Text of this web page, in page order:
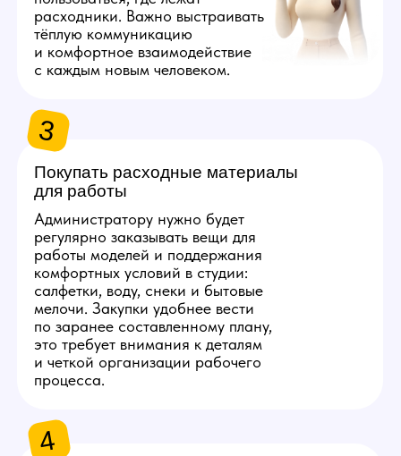
Совершеннолетие
Поскольку это работа в сфере развлечений
для взрослых, основное условие у вакансии
администратора вебкам в Вологде — возраст
от 18 лет. При оформлении мы запросим
документ, удостоверяющий личность.
Рассматриваем как девушек, так и мужчин —
пол не важен.
1
2
Соблюдение сроков
и договоренностей
Профессиональный администратор вебкам
расписания напрямую влияют на работу
вебкам моделей. Важна готовность вовремя